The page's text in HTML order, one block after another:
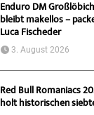
Enduro DM
bleibt makellos –
Luca Fischeder
3. August 2026
Red Bull Romaniacs
holt historischen